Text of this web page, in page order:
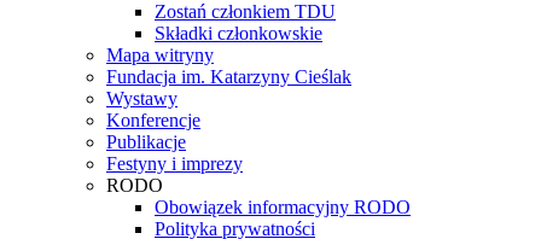
Zostań członkiem TDU
Składki członkowskie
Mapa witryny
Fundacja im. Katarzyny Cieślak
Wystawy
Konferencje
Publikacje
Festyny i imprezy
RODO
Obowiązek informacyjny RODO
Polityka prywatności